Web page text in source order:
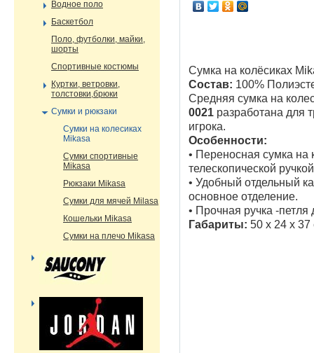
Сумка на колёсиках
Состав: 100%
Средняя сумка на
0021 разработана для
игрока.
Особенности:
• Переносная сумка
телескопической
• Удобный отдельный
основное отделение.
• Прочная ручка -
Габариты: 50 x 24 x 37
Водное поло
Баскетбол
Поло, футболки, майки,
шорты
Спортивные костюмы
Куртки, ветровки,
толстовки,брюки
Сумки и рюкзаки
Сумки на колесиках
Mikasa
Сумки спортивные
Mikasa
Рюкзаки Mikasa
Сумки для мячей Milasa
Кошельки Mikasa
Сумки на плечо Mikasa